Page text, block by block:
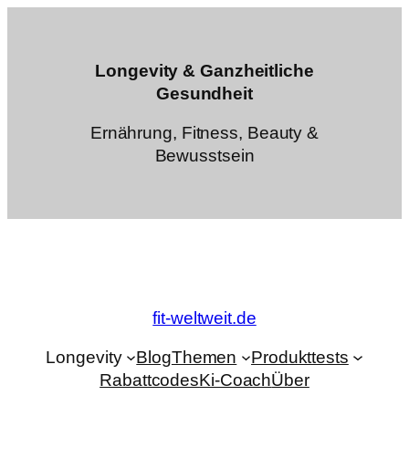
Longevity & Ganzheitliche
Gesundheit
Ernährung, Fitness, Beauty &
Bewusstsein
fit-weltweit.de
Longevity BlogThemen
Produkttests
RabattcodesKi-CoachÜber